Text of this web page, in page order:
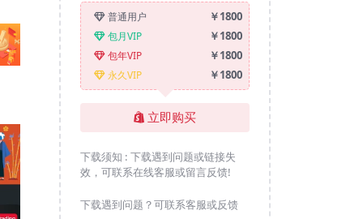
普通用户 ￥1800
包月VIP ￥1800
包年VIP ￥1800
永久VIP ￥1800
立即购买
下载须知 : 下载遇到问题或链接失
效，可联系在线客服或留言反馈!
下载遇到问题？可联系客服或反馈